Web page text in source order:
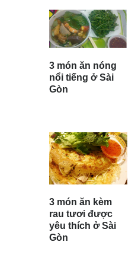
3 món ăn nóng
nổi tiếng ở Sài
Gòn
3 món ăn kèm
rau tươi được
yêu thích ở Sài
Gòn